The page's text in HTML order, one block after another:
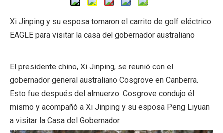
Xi Jinping y su esposa tomaron el carrito de golf eléctrico
EAGLE para visitar la casa del gobernador australiano
El presidente chino, Xi Jinping, se reunió con el
gobernador general australiano Cosgrove en Canberra.
Esto fue después del almuerzo. Cosgrove condujo él
mismo y acompañó a Xi Jinping y su esposa Peng Liyuan
a visitar la Casa del Gobernador.